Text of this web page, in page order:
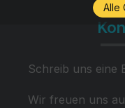
Schreib uns eine
Wir freuen uns
Alle